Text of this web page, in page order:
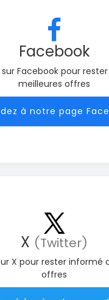
Facebook
Facebook pour
meilleures offres
à notre page
X (Twitter)
X pour rester informé
offres